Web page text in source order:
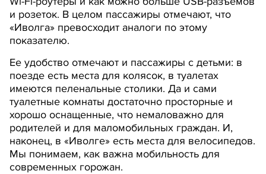
и розеток. В целом пассажиры отмечают, что
«Иволга» превосходит аналоги по этому
показателю.
Ее удобство отмечают и пассажиры с детьми: в
поезде есть места для колясок, в туалетах
имеются пеленальные столики. Да и сами
туалетные комнаты достаточно просторные и
хорошо оснащенные, что немаловажно для
родителей и для маломобильных граждан. И,
наконец, в «Иволге» есть места для велосипедов.
Мы понимаем, как важна мобильность для
современных горожан.